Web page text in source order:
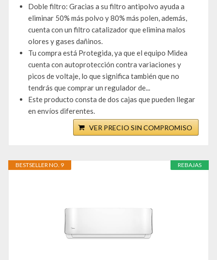
Doble filtro: Gracias a su filtro antipolvo ayuda a
eliminar 50% más polvo y 80% más polen, además,
cuenta con un filtro catalizador que elimina malos
olores y gases dañinos.
Tu compra está Protegida, ya que el equipo Midea
cuenta con autoprotección contra variaciones y
picos de voltaje, lo que significa también que no
tendrás que comprar un regulador de...
Este producto consta de dos cajas que pueden llegar
en envíos diferentes.
VER PRECIO SIN COMPROMISO
REBAJAS
BESTSELLER NO. 9